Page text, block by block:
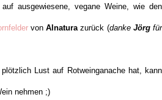
ausgewiesene, vegane Weine, wie den
vonAlnaturazurück (danke Jörgfür
Lust auf Rotweinganache hat, kann
nehmen ;)